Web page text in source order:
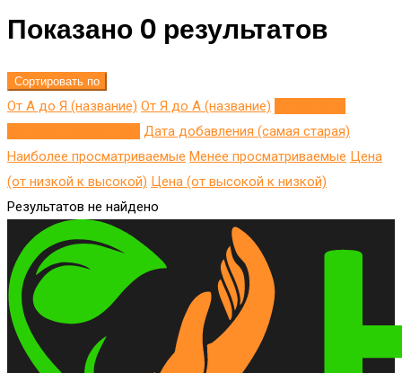
Показано 0 результатов
Сортировать по
От А до Я (название) От Я до A (название)
Дата добавления (самая старая)
Наиболее просматриваемые Менее просматриваемые Цена
(от низкой к высокой) Цена (от высокой к низкой)
Результатов не найдено